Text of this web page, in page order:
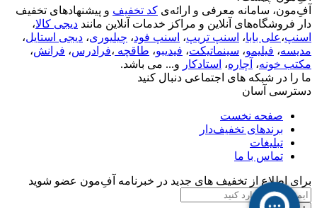
آفِ‌مون، سامانه معرفی و ارائه‌ی کد تخفیف و پیشنهادهای تخفیف
دار فروشگاه‌های آنلاین و مراکز خدمات آنلاین مانند دیجی کالا،
اسنپ،علی بابا، اسنپ تریپ، اسنپ فود، چیلیوری، دیجی استایل،
مدیسه، فیلیمو، سینماتیکت، فیدیبو، طاقچه ،فرادرس، فرانش،
مکتب خونه، آچاره، استادکار و... می باشد.
ما را در شبکه های اجتماعی دنبال کنید
دسترسی آسان
صفحه نخست
برندهای تخفیف‌دار
تبلیغات
تماس با ما
برای اطلاع از تخفیف های جدید در خبرنامه آفِ‌مون عضو شوید